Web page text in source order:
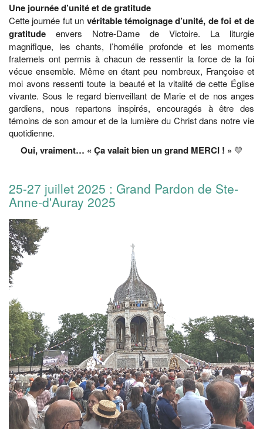
Une journée d’unité et de gratitude
Cette journée fut un véritable témoignage d’unité, de foi et de
gratitude envers Notre-Dame de Victoire. La liturgie
magnifique, les chants, l’homélie profonde et les moments
fraternels ont permis à chacun de ressentir la force de la foi
vécue ensemble. Même en étant peu nombreux, Françoise et
moi avons ressenti toute la beauté et la vitalité de cette Église
vivante. Sous le regard bienveillant de Marie et de nos anges
gardiens, nous repartons inspirés, encouragés à être des
témoins de son amour et de la lumière du Christ dans notre vie
quotidienne.
Oui, vraiment… « Ça valait bien un grand MERCI ! » 💛
25-27 juillet 2025 : Grand Pardon de Ste-
Anne-d'Auray 2025